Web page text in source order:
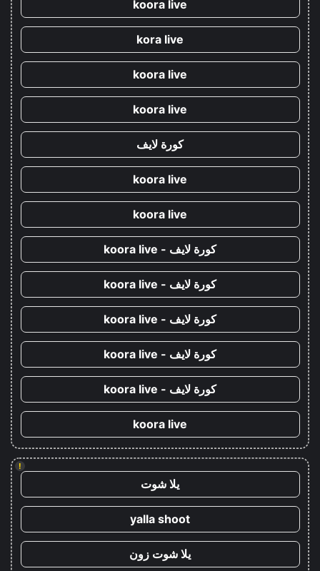
koora live
kora live
koora live
koora live
كورة لايف
koora live
koora live
كورة لايف - koora live
كورة لايف - koora live
كورة لايف - koora live
كورة لايف - koora live
كورة لايف - koora live
koora live
!
يلا شوت
yalla shoot
يلا شوت زون